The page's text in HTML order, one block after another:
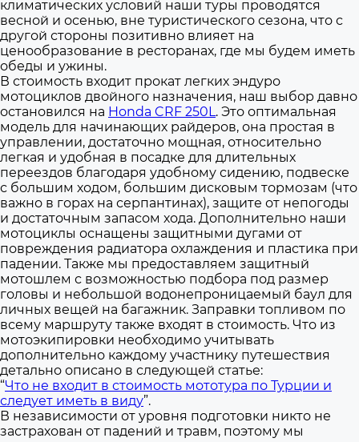
климатических условий наши туры проводятся
весной и осенью, вне туристического сезона, что с
другой стороны позитивно влияет на
ценообразование в ресторанах, где мы будем иметь
обеды и ужины.
В стоимость входит прокат легких эндуро
мотоциклов двойного назначения, наш выбор давно
остановился на Honda CRF 250L. Это оптимальная
модель для начинающих райдеров, она простая в
управлении, достаточно мощная, относительно
легкая и удобная в посадке для длительных
переездов благодаря удобному сидению, подвеске
с большим ходом, большим дисковым тормозам (что
важно в горах на серпантинах), защите от непогоды
и достаточным запасом хода. Дополнительно наши
мотоциклы оснащены защитными дугами от
повреждения радиатора охлаждения и пластика при
падении. Также мы предоставляем защитный
мотошлем с возможностью подбора под размер
головы и небольшой водонепроницаемый баул для
личных вещей на багажник. Заправки топливом по
всему маршруту также входят в стоимость. Что из
мотоэкипировки необходимо учитывать
дополнительно каждому участнику путешествия
детально описано в следующей статье:
“Что не входит в стоимость мототура по Турции и
следует иметь в виду”.
В независимости от уровня подготовки никто не
застрахован от падений и травм, поэтому мы